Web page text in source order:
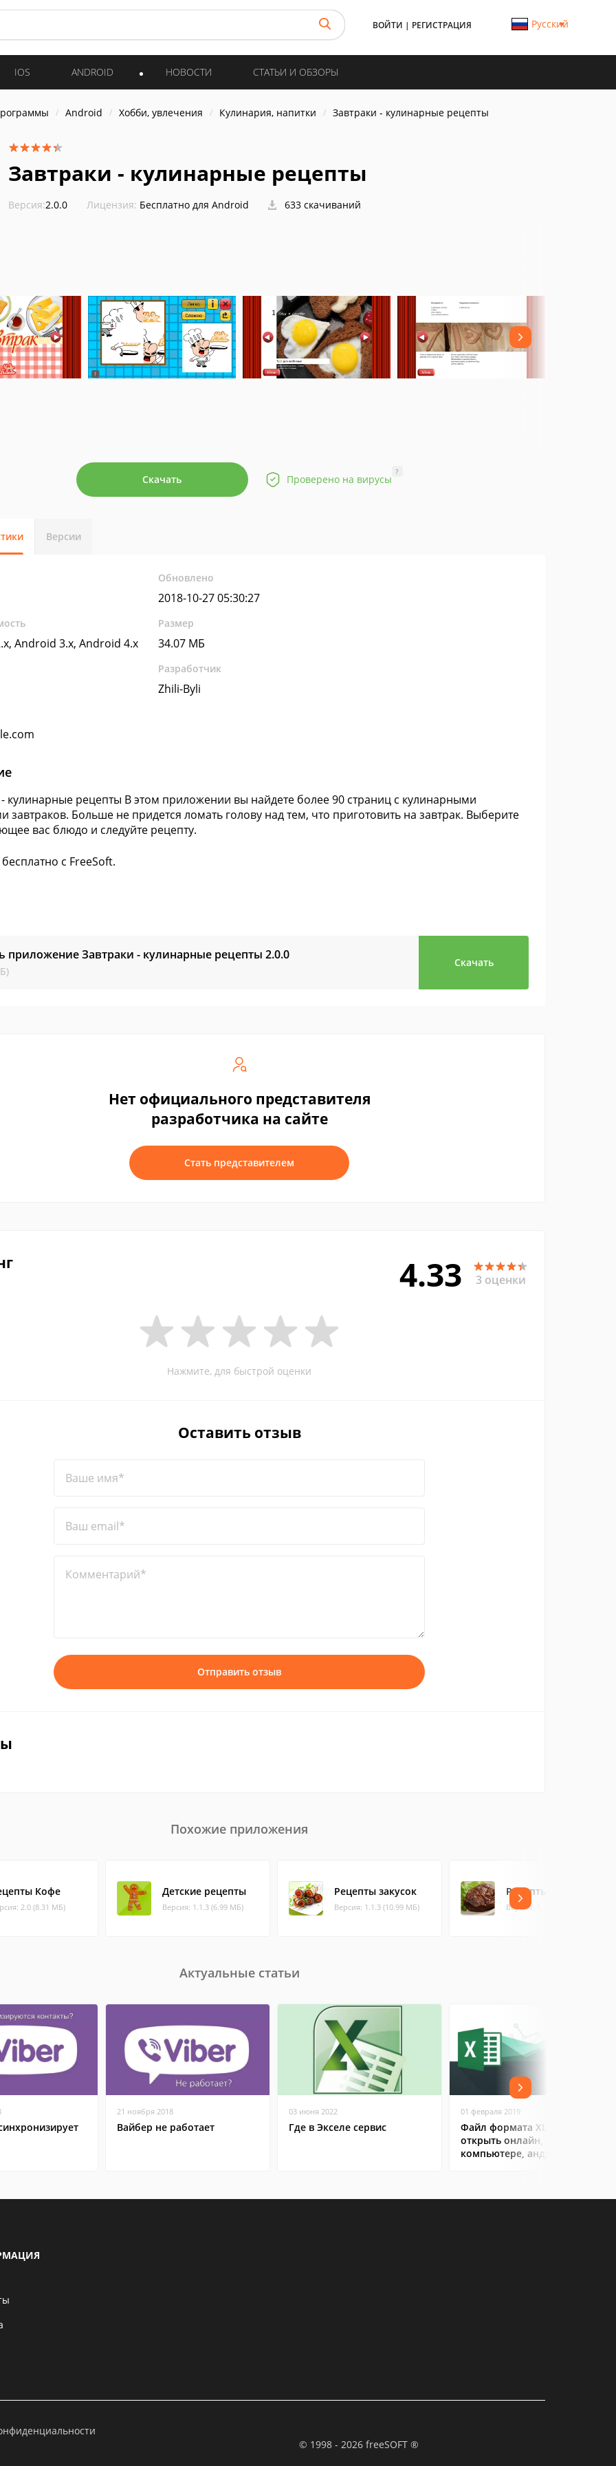
ВОЙТИ | РЕГИСТРАЦИЯ Русский
IOS ANDROID НОВОСТИ СТАТЬИ И ОБЗОРЫ
Android Хобби, увлечения Кулинария, напитки Завтраки - кулинарные рецепты
Завтраки - кулинарные рецепты
Версия:2.0.0 Лицензия: Бесплатно для Android 633 скачиваний
Скачать Проверено на вирусы
?
Версии
Обновлено
2018-10-27 05:30:27
Android 3.x, Android 4.x
Размер
34.07 МБ
Разработчик
Zhili-Byli
- кулинарные рецепты В этом приложении вы найдете более 90 страниц с кулинарными
завтраков. Больше не придется ломать голову над тем, что приготовить на завтрак. Выберите
вас блюдо и следуйте рецепту.
с FreeSoft.
приложение Завтраки - кулинарные рецепты 2.0.0
Скачать
Нет официального представителя
разработчика на сайте
Стать представителем
4.33 3 оценки
Нажмите, для быстрой оценки
Оставить отзыв
Ваше имя*
Ваш email*
Комментарий*
Отправить отзыв
Похожие приложения
Кофе
2.0 (8.31 МБ)
Детские рецепты
Версия: 1.1.3 (6.99 МБ)
Рецепты закусок
Версия: 1.1.3 (10.99 МБ)
Рецепты из мяса
Версия: 1.1.3 (16.13 МБ)
Актуальные статьи
21 ноября 2018
Вайбер не работает
03 июня 2022
Где в Экселе сервис
01 февраля 2019
Файл формата XLS: чем
открыть онлайн, на
компьютере, андроиде
© 1998 - 2026 freeSOFT ®